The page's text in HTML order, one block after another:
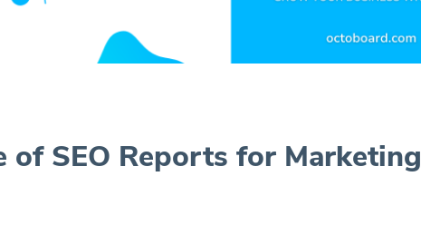
of SEO Reports for Marketing